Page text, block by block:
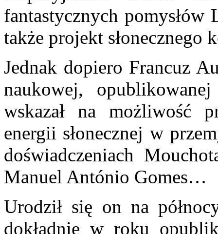
fantastycznych pomysłów
także projekt słonecznego
Jednak dopiero Francuz
naukowej,
wskazał na możliwość
energii słonecznej w
doświadczeniach
Manuel António Gomes…
Urodził się on na
dokładnie w roku